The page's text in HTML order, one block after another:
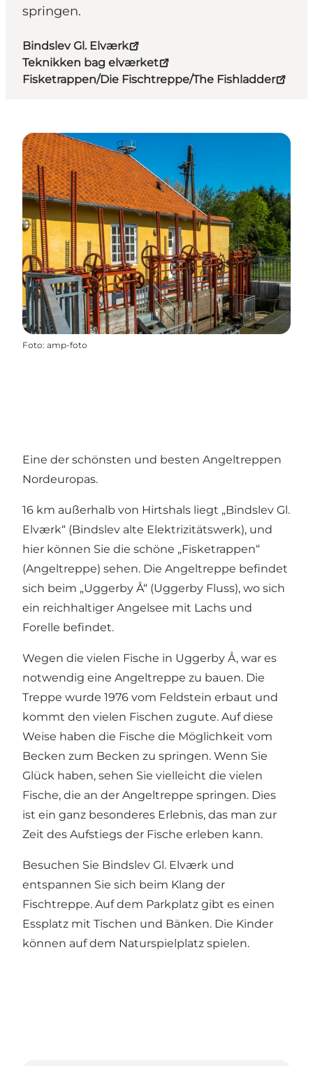
springen.
Bindslev Gl. Elværk
Teknikken bag elværket
Fisketrappen/Die Fischtreppe/The Fishladder
Foto: amp-foto
Eine der schönsten und besten Angeltreppen
Nordeuropas.
16 km außerhalb von Hirtshals liegt „Bindslev Gl.
Elværk“ (Bindslev alte Elektrizitätswerk), und
hier können Sie die schöne „Fisketrappen“
(Angeltreppe) sehen. Die Angeltreppe befindet
sich beim „Uggerby Å“ (Uggerby Fluss), wo sich
ein reichhaltiger Angelsee mit Lachs und
Forelle befindet.
Wegen die vielen Fische in Uggerby Å, war es
notwendig eine Angeltreppe zu bauen. Die
Treppe wurde 1976 vom Feldstein erbaut und
kommt den vielen Fischen zugute. Auf diese
Weise haben die Fische die Möglichkeit vom
Becken zum Becken zu springen. Wenn Sie
Glück haben, sehen Sie vielleicht die vielen
Fische, die an der Angeltreppe springen. Dies
ist ein ganz besonderes Erlebnis, das man zur
Zeit des Aufstiegs der Fische erleben kann.
Besuchen Sie Bindslev Gl. Elværk und
entspannen Sie sich beim Klang der
Fischtreppe. Auf dem Parkplatz gibt es einen
Essplatz mit Tischen und Bänken. Die Kinder
können auf dem Naturspielplatz spielen.